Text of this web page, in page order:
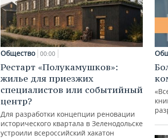
Общество 00:00
Рестарт «Полукамушков»:
жилье для приезжих
специалистов или событийный
центр?
Для разработки концепции реновации
исторического квартала в Зеленодольске
устроили всероссийский хакатон